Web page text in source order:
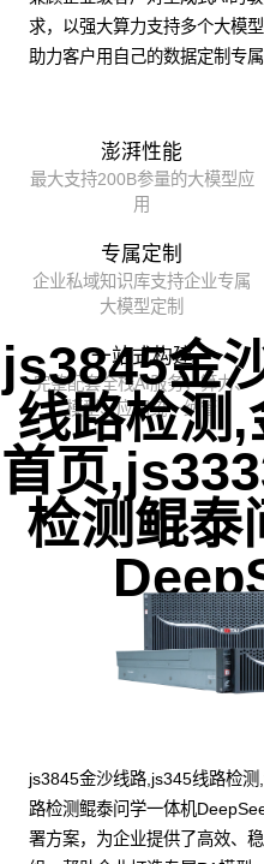
求，以强大算力支持多个大模
助力客户用自己的数据定制专
澎湃性能
最大支持200B参量的大模型应
用
专属定制
企业私域知识库支持企业专属
大模型定制
一站式构建
完整配套全栈AI服务，算力、
模型、应用统一纳管
js3845金
线路检测
首页
检测鲲泰
js3845金沙线路,js345线路检
路检测鲲泰问学一体机
署方案，为企业提供了高效、